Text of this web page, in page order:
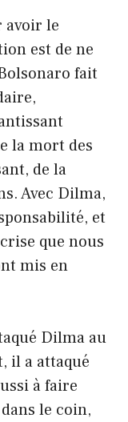
avoir le
est de ne
fait
la mort des
de la
Avec Dilma,
et
que nous
mis en
Dilma au
il a attaqué
à faire
le coin,